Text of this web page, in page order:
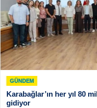
GÜNDEM
Karabağlar’ın her yıl 80
gidiyor